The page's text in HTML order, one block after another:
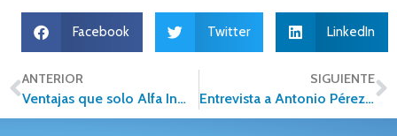
Facebook Twitter LinkedIn
ANTERIOR
Ventajas que solo Alfa Inmobiliaria tiene sobre la competencia inmobiliaria en México
SIGUIENTE
Entrevista a Antonio Pérez de la Torre, Director General de Alfa Inmobiliaria